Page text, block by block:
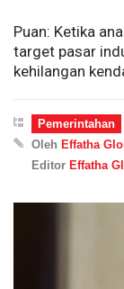
Puan: Ketika
target pasar
kehilangan
Pemerintahan
Oleh Effatha
Editor Effatha